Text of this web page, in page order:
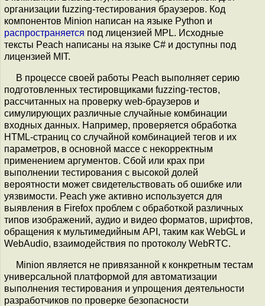
организации fuzzing-тестирования браузеров. Код
компонентов Minion написан на языке Python и
распространяется под лицензией MPL. Исходные
тексты Peach написаны на языке C# и доступны под
лицензией MIT.
В процессе своей работы Peach выполняет серию
подготовленных тестировщиками fuzzing-тестов,
рассчитанных на проверку web-браузеров и
симулирующих различные случайные комбинации
входных данных. Например, проверяется обработка
HTML-страниц со случайной комбинацией тегов и их
параметров, в основной массе с некорректным
применением аргументов. Сбой или крах при
выполнении тестирования с высокой долей
вероятности может свидетельствовать об ошибке или
уязвимости. Peach уже активно используется для
выявления в Firefox проблем с обработкой различных
типов изображений, аудио и видео форматов, шрифтов,
обращения к мультимедийным API, таким как WebGL и
WebAudio, взаимодействия по протоколу WebRTC.
Minion является не привязанной к конкретным тестам
универсальной платформой для автоматизации
выполнения тестирования и упрощения деятельности
разработчиков по проверке безопасности